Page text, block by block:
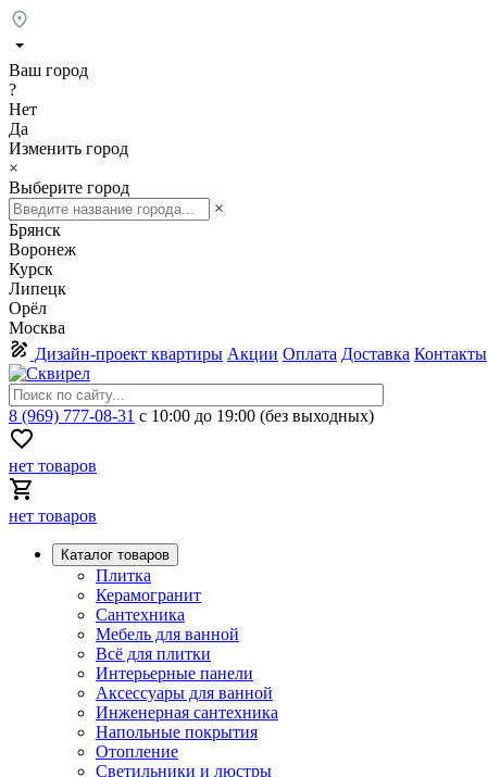
Ваш город
?
Нет
Да
Изменить город
×
Выберите город
×
Брянск
Воронеж
Курск
Липецк
Орёл
Москва
Дизайн-проект квартиры Акции Оплата Доставка Контакты
8 (969) 777-08-31 с 10:00 до 19:00 (без выходных)
нет товаров
нет товаров
Каталог товаров
Плитка
Керамогранит
Сантехника
Мебель для ванной
Всё для плитки
Интерьерные панели
Аксессуары для ванной
Инженерная сантехника
Напольные покрытия
Отопление
Светильники и люстры